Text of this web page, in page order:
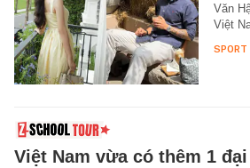
Văn
Việt
SPORT
Việt Nam vừa có thêm 1